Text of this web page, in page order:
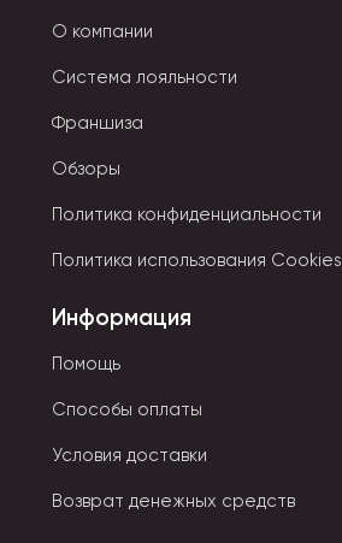
О компании
Система лояльности
Франшиза
Обзоры
Политика конфиденциальности
Политика использования Cookies
Информация
Помощь
Способы оплаты
Условия доставки
Возврат денежных средств